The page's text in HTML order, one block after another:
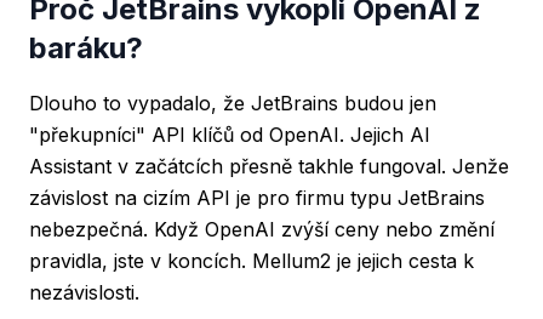
Proč JetBrains vykopli OpenAI z
baráku?
Dlouho to vypadalo, že JetBrains budou jen
"překupníci" API klíčů od OpenAI. Jejich AI
Assistant v začátcích přesně takhle fungoval. Jenže
závislost na cizím API je pro firmu typu JetBrains
nebezpečná. Když OpenAI zvýší ceny nebo změní
pravidla, jste v koncích. Mellum2 je jejich cesta k
nezávislosti.